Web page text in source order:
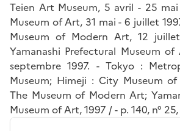
Teien Art Museum, 5 avril - 25
Museum of Art, 31 mai - 6 juillet
Museum of Modern Art, 12
Yamanashi Prefectural Museum
septembre 1997. - Tokyo :
Museum; Himeji : City Museum
The Museum of Modern Art;
Museum of Art, 1997 / - p. 140, n°